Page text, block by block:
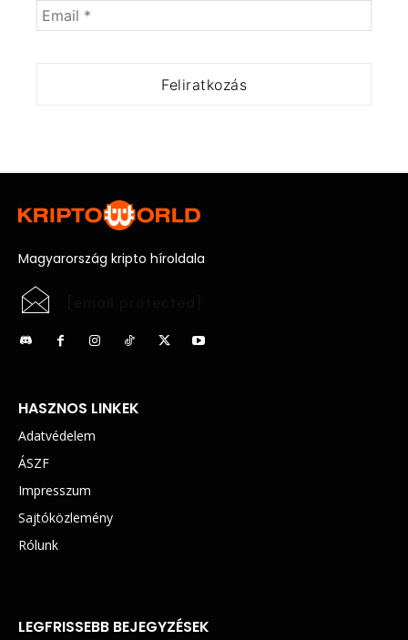
Magyarország kripto híroldala
HASZNOS LINKEK
Adatvédelem
ÁSZF
Impresszum
Sajtóközlemény
Rólunk
LEGFRISSEBB BEJEGYZÉSEK